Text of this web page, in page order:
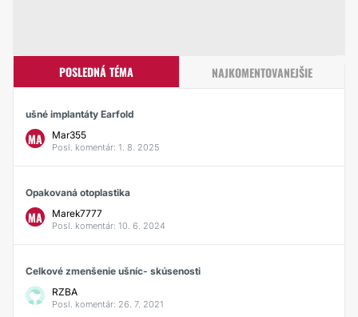
POSLEDNÁ TÉMA NAJKOMENTOVANEJŠIE
ušné implantáty Earfold
MA Mar355
Posl. komentár: 1. 8. 2025
Opakovaná otoplastika
MA Marek7777
Posl. komentár: 10. 6. 2024
Celkové zmenšenie ušníc- skúsenosti
RZBA
Posl. komentár: 26. 7. 2021